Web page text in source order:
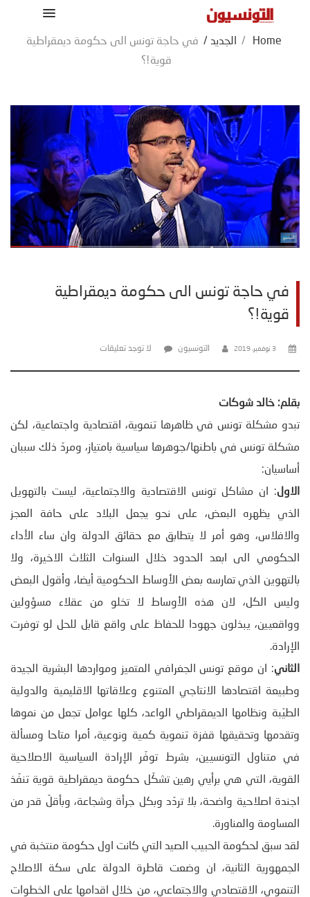
Home
/ الجديد / في حاجة تونس الى حكومة ديمقراطية
قوية!؟
في حاجة تونس الى حكومة ديمقراطية
قوية!؟
3 نوفمبر، 2019 التونسيون لا توجد تعليقات
بقلم: خالد شوكات
تبدو مشكلة تونس في ظاهرها تنموية، اقتصادية واجتماعية، لكن
مشكلة تونس في باطنها/جوهرها سياسية بامتياز، ومردّ ذلك سببان
أساسيان:
الاول: ان مشاكل تونس الاقتصادية والاجتماعية، ليست بالتهويل
الذي يظهره البعض، على نحو يجعل البلاد على حافة العجز
والافلاس، وهو أمر لا يتطابق مع حقائق الدولة وان ساء الأداء
الحكومي الى ابعد الحدود خلال السنوات الثلاث الاخيرة، ولا
بالتهوين الذي تمارسه بعض الأوساط الحكومية أيضا، وأقول البعض
وليس الكل، لان هذه الأوساط لا تخلو من عقلاء مسؤولين
وواقعيين، يبذلون جهودا للحفاظ على واقع قابل للحل لو توفرت
الإرادة.
الثاني: ان موقع تونس الجغرافي المتميز ومواردها البشرية الجيدة
وطبيعة اقتصادها الانتاجي المتنوع وعلاقاتها الاقليمية والدولية
الطيّبة ونظامها الديمقراطي الواعد، كلها عوامل تجعل من نموها
وتقدمها وتحقيقها قفزة تنموية كمية ونوعية، أمرا متاحا ومسألة
في متناول التونسيين، بشرط توفّر الإرادة السياسية الاصلاحية
القوية، التي هي برأيي رهين تشكّل حكومة ديمقراطية قوية تنفّذ
اجندة اصلاحية واضحة، بلا تردّد وبكل جرأة وشجاعة، وبأقلّ قدر من
المساومة والمناورة.
لقد سبق لحكومة الحبيب الصيد التي كانت اول حكومة منتخبة في
الجمهورية الثانية، ان وضعت قاطرة الدولة على سكة الاصلاح
التنموي، الاقتصادي والاجتماعي، من خلال اقدامها على الخطوات